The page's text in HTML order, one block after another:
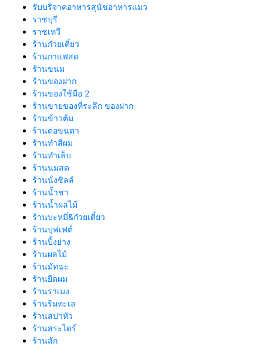
รับบริจาคอาหารสุนัขอาหารแมว
ราชบุรี
ราชเทวี
ร้านก๋วยเตี๋ยว
ร้านกาแฟสด
ร้านขนม
ร้านของฝาก
ร้านของใช้มือ 2
ร้านขายของที่ระลึก ของฝาก
ร้านข้าวต้ม
ร้านต่อขนตา
ร้านทำสีผม
ร้านทำเล็บ
ร้านนมสด
ร้านนั่งชิลล์
ร้านน้ำชา
ร้านน้ำผลไม้
ร้านบะหมี่&ก๋วยเตี๋ยว
ร้านบุฟเฟต์
ร้านปิ้งย่าง
ร้านผลไม้
ร้านมัทฉะ
ร้านยืดผม
ร้านราเมง
ร้านริมทะเล
ร้านสปาหัว
ร้านสระไดร์
ร้านสัก